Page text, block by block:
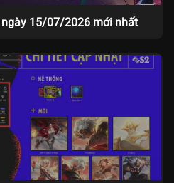
ngày 15/07/2026 mới nhất